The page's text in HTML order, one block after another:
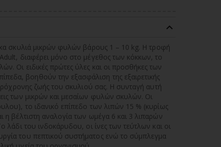
σκυλιά μικρών φυλών βάρους 1 – 10 kg. Η τροφή
διαφέρει μόνο στο μέγεθος των κόκκων, το
Οι ειδικές πρώτες ύλες και οι προσθήκες των
βοηθούν την εξασφάλιση της εξαιρετικής
ζωής του σκυλιού σας. Η συνταγή αυτή
των μικρών και μεσαίων φυλών σκυλών. Οι
το ιδανικό επίπεδο των λιπών 15 % (κυρίως
η βέλτιστη αναλογία των ωμέγα 6 και 3 λιπαρών
λάδι του ινδοκάρυδου, οι ίνες των τεύτλων και οι
του πεπτικού συστήματος ενώ το σύμπλεγμα